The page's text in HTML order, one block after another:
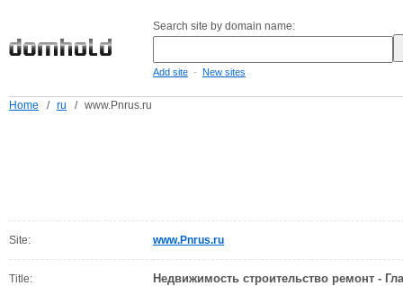
Search site by domain name:
Add site - New sites
Home / ru / www.Pnrus.ru
Site: www.Pnrus.ru
Title: Недвижимость строительство ремонт -